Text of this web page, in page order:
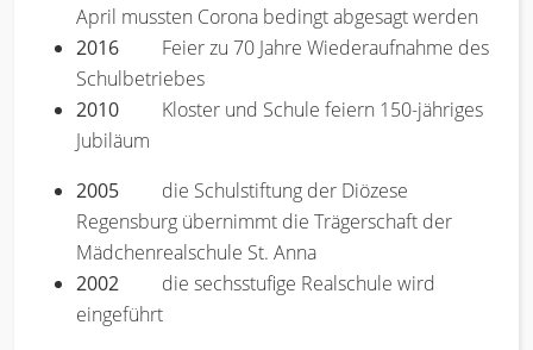
April mussten Corona bedingt abgesagt werden
2016 Feier zu 70 Jahre Wiederaufnahme des
Schulbetriebes
2010 Kloster und Schule feiern 150-jähriges
Jubiläum
2005 die Schulstiftung der Diözese
Regensburg übernimmt die Trägerschaft der
Mädchenrealschule St. Anna
2002 die sechsstufige Realschule wird
eingeführt